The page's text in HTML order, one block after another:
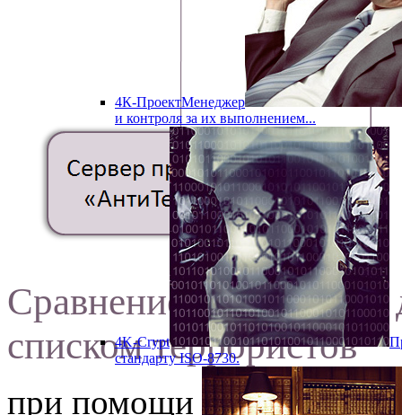
4К-ПроектМенеджер
и контроля за их выполнением...
4K-Crypt
стандарту ISO-8730.
Сравнение платежного
списком террористов
при помощи